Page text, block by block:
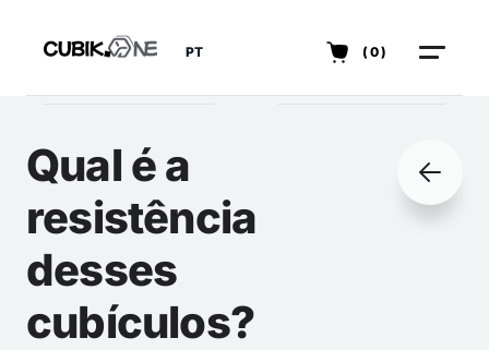
PT (0)
Qual é a
resistência
desses
cubículos?